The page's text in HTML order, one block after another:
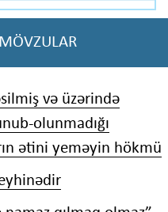
və üzərində
olunmadığı
ətini yeməyin hökmü